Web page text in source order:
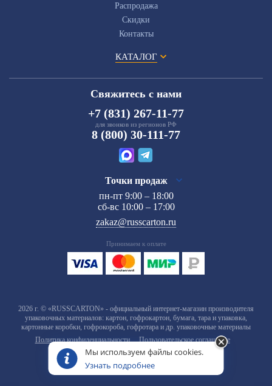
Распродажа
Скидки
Контакты
КАТАЛОГ
Свяжитесь с нами
+7 (831) 267-11-77
для звонков из регионов РФ
8 (800) 30-111-77
Точки продаж
пн-пт 9:00 – 18:00
сб-вс 10:00 – 17:00
zakaz@russcarton.ru
Принимаем к оплате
2026 г. © «RUSSCARTON» - официальный интернет-магазин производителя
упаковочных материалов: картон, гофрокартон, бумага, тара и упаковка,
картонные коробки, гофрокороба, гофротара и др. упаковочные материалы
Политика конфиденциальности
Пользовательское соглашение
Мы используем файлы cookies.
Узнать подробнее